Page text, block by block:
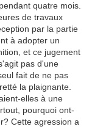
quatre mois.
de travaux
par la partie
à adopter un
et ce jugement
pas d'une
fait de ne pas
la plaignante.
elles à une
pourquoi ont-
Cette agression a